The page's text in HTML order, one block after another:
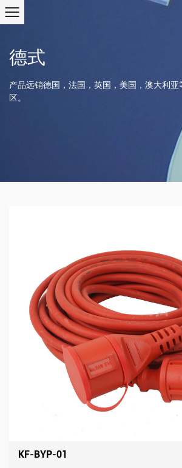
德式
产品远销德国，法国，英国，美国，澳大利
区。
KF-BYP-01